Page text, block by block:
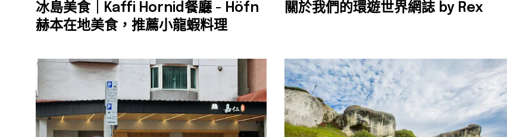
冰島美食｜Kaffi Hornid餐廳 - Höfn
赫本在地美食，推薦小龍蝦料理
關於我們的環遊世界網誌 by Rex